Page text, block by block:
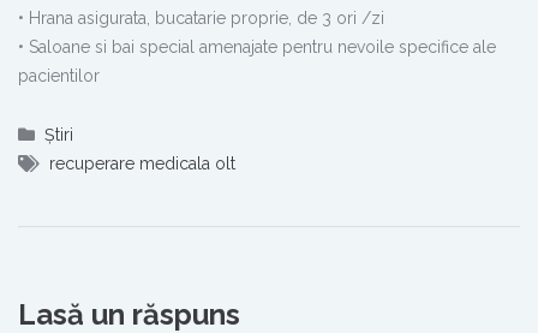
• Hrana asigurata, bucatarie proprie, de 3 ori /zi
• Saloane si bai special amenajate pentru nevoile specifice ale
pacientilor
Știri
recuperare medicala olt
Lasă un răspuns